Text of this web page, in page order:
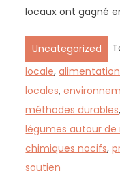
locaux ont gagné
Uncategorized
locale,
locales,
méthodes durables
légumes autour de
chimiques nocifs,
soutien